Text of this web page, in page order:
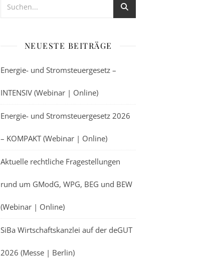
NEUESTE BEITRÄGE
Energie- und Stromsteuergesetz –
INTENSIV (Webinar | Online)
Energie- und Stromsteuergesetz 2026
– KOMPAKT (Webinar | Online)
Aktuelle rechtliche Fragestellungen
rund um GModG, WPG, BEG und BEW
(Webinar | Online)
SiBa Wirtschaftskanzlei auf der deGUT
2026 (Messe | Berlin)